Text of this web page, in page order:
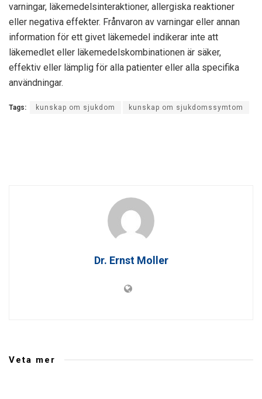
varningar, läkemedelsinteraktioner, allergiska reaktioner
eller negativa effekter. Frånvaron av varningar eller annan
information för ett givet läkemedel indikerar inte att
läkemedlet eller läkemedelskombinationen är säker,
effektiv eller lämplig för alla patienter eller alla specifika
användningar.
Tags: kunskap om sjukdom kunskap om sjukdomssymtom
Dr. Ernst Moller
Veta mer